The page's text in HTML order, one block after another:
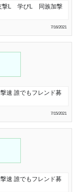
撃L 学びL 同族加撃
7/16/2021
誰でもフレンド募
7/15/2021
誰でもフレンド募